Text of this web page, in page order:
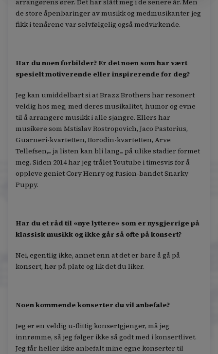
arrangørens ører. Det har slått meg i de senere år. Men
de store åpenbaringer av musikk og medmusikanter jeg
fikk i tenårene var selvfølgelig også medvirkende.
Har du noen forbilder? Er det noen som har vært
spesielt motiverende eller inspirerende for deg?
Jeg kan umiddelbart si at Brazz Brothers har resonert
veldig hos meg, med deres musikalitet, humor og evne
til å arrangere musikk i alle sjangre. Ellers har
musikere som Mstislav Rostropovich, Jaco Pastorius,
Guarneri-kvartetten, Borodin-kvartetten, Arve
Tellefsen,... ja listen kan bli lang... på ulike stadier formet
meg. Siden 2014 har jeg trålet Youtube i timesvis for å
oppleve geniet Cory Henry og fusion-bandet Snarky
Puppy.
Har du et råd til «nye lyttere» som er nysgjerrige på
klassisk musikk og ikke går så ofte på konsert?
Nei, egentlig ikke, annet enn at det er bare å gå på
konsert, hør på plate og lik det du liker.
Noen kommende konserter du vil anbefale?
Jeg er en veldig u-flittig konsertgjenger, må jeg
innrømme, så jeg følger ikke så godt med i konsertlivet.
Jeg får heller ikke anbefalt mine egne konserter til